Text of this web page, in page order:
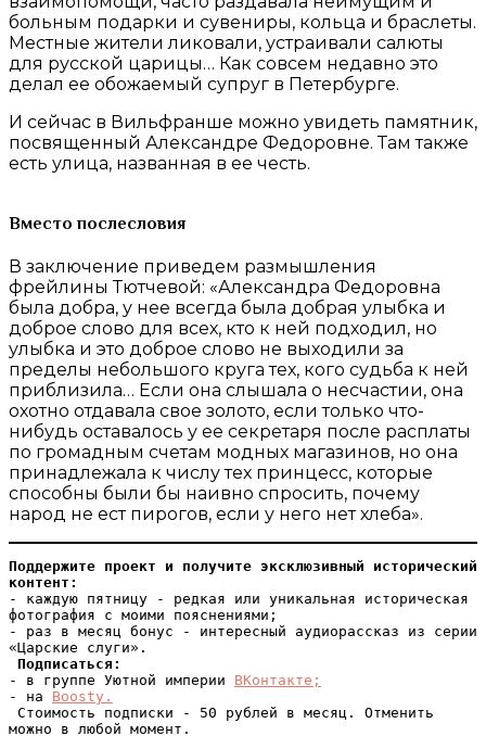
больным подарки и сувениры, кольца и браслеты.
Местные жители ликовали, устраивали салюты
для русской царицы… Как совсем недавно это
делал ее обожаемый супруг в Петербурге.
И сейчас в Вильфранше можно увидеть памятник,
посвященный Александре Федоровне. Там также
есть улица, названная в ее честь.
Вместо послесловия
В заключение приведем размышления
фрейлины Тютчевой: «Александра Федоровна
была добра, у нее всегда была добрая улыбка и
доброе слово для всех, кто к ней подходил, но
улыбка и это доброе слово не выходили за
пределы небольшого круга тех, кого судьба к ней
приблизила… Если она слышала о несчастии, она
охотно отдавала свое золото, если только что-
нибудь оставалось у ее секретаря после расплаты
по громадным счетам модных магазинов, но она
принадлежала к числу тех принцесс, которые
способны были бы наивно спросить, почему
народ не ест пирогов, если у него нет хлеба».
Поддержите проект и получите эксклюзивный исторический
контент:
- каждую пятницу - редкая или уникальная историческая
фотография с моими пояснениями;
- раз в месяц бонус - интересный аудиорассказ из серии
Подписаться:
- в группе Уютной империи ВКонтакте;
- на Boosty.